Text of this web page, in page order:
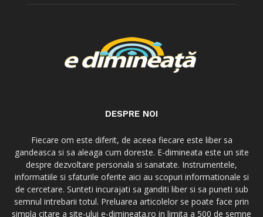
DESPRE NOI
Fiecare om este diferit, de aceea fiecare este liber sa
gandeasca si sa aleaga cum doreste. E-dimineata este un site
despre dezvoltare personala si sanatate. Instrumentele,
informatiile si sfaturile oferite aici au scopuri informationale si
de cercetare. Sunteti incurajati sa ganditi liber si sa puneti sub
semnul intrebarii totul. Preluarea articolelor se poate face prin
simpla citare a site-ului e-dimineata.ro in limita a 500 de semne